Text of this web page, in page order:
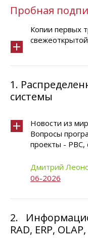
Пробная
Копии первых
1.
системы
Новости из
Вопросы
проекты - РВС,
Дмитрий
06-2026
2.
RAD, ERP,